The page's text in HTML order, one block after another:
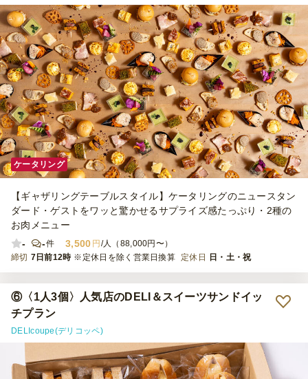
ケータリング
【ギャザリングテーブルスタイル】ケータリングのニュースタン
ダード・ゲストをワッと驚かせるサプライズ感たっぷり・2種の
お肉メニュー
-
-件 3,500 円 /人（88,000円〜）
締切 7日前12時 ※定休日を除く営業日換算 定休日 日・土・祝
⑥〈1人3個〉人気店のDELI＆スイーツサンドイッ
チプラン
DELIcoupe(デリコッペ)